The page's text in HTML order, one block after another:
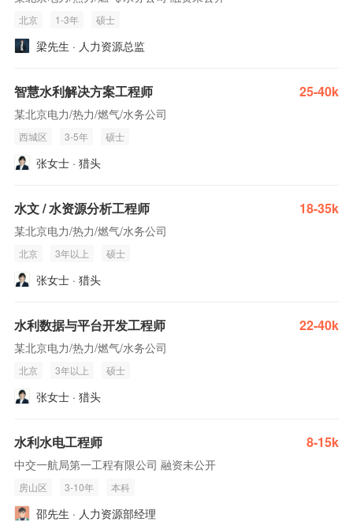
北京 1-3年 硕士
梁先生 · 人力资源总监
智慧水利解决方案工程师 25-40k
某北京电力/热力/燃气/水务公司
西城区 3-5年 硕士
张女士 · 猎头
水文 / 水资源分析工程师 18-35k
某北京电力/热力/燃气/水务公司
北京 3年以上 硕士
张女士 · 猎头
水利数据与平台开发工程师 22-40k
某北京电力/热力/燃气/水务公司
北京 3年以上 硕士
张女士 · 猎头
水利水电工程师 8-15k
中交一航局第一工程有限公司 融资未公开
房山区 3-10年 本科
邵先生 · 人力资源部经理